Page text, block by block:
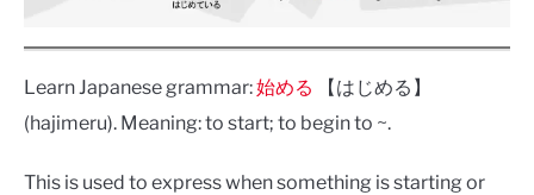
Learn Japanese grammar:始める
【はじめる】
(hajimeru). Meaning: to start; to begin to ~.
This is used to express when something is starting or